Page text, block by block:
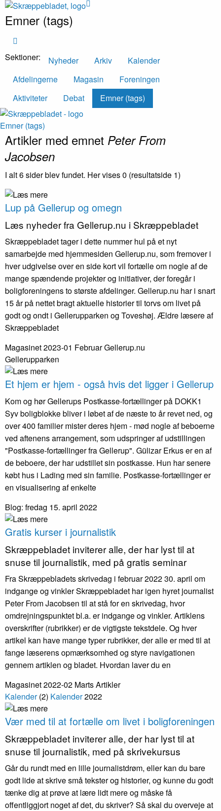
Emner (tags)
Sektioner: Nyheder Arkiv
Kalender
Afdelingerne
Magasin
Foreningen
Aktiviteter
Debat Emner (tags)
Emner (tags)
Artikler med emnet Peter From
Jacobsen
I alt 6 sider blev fundet. Her vises 0 (resultatside 1)
Lup på Gellerup og omegn
Læs nyheder fra Gellerup.nu i Skræppe­bladet
Skræppebladet tager i dette nummer hul på et nyt
samarbejde med hjemmesiden Gellerup.nu, som fremover i
hver udgivelse over en side kort vil fortælle om nogle af de
mange spændende projekter og initiativer, der foregår i
boligforeningens to største afdelinger. Gellerup.nu har i snart
15 år på nettet bragt aktuelle historier til torvs om livet på
godt og ondt i Gellerupparken og Toveshøj. Ældre læsere af
Skræppebladet
Magasinet 2023-01 FebruarGellerup.nu
Gellerupparken
Et hjem er hjem - også hvis det ligger i Gellerup
Kom og hør Gellerups Postkasse-fortællinger på DOKK1
Syv boligblokke bliver i løbet af de næste to år revet ned, og
over 400 familier mister deres hjem - mød nogle af beboerne
ved aftenens arrangement, som udspringer af udstillingen
"Postkasse-fortællinger fra Gellerup". Gülizar Erkus er en af
de beboere, der har udstillet sin postkasse. Hun har senere
købt hus i Lading med sin familie. Postkasse-fortællinger er
en visualisering af enkelte
Blog: fredag 15. april 2022
Gratis kurser i journalistik
Skræppe­bladet inviterer alle, der har lyst til at
snuse til journalistik, med på gratis seminar
Fra Skræppebladets skrivedag i februar 2022 30. april om
indgange og vinkler Skræppebladet har igen hyret journalist
Peter From Jacobsen til at stå for en skrivedag, hvor
omdrejningspunktet bl.a. er indgange og vinkler. Artiklens
overskrifter (rubrikker) er de vigtigste tekstdele. Og hver
artikel kan have mange typer rubrikker, der alle er med til at
fange læserens opmærksomhed og styre navigationen
gennem artiklen og bladet. Hvordan laver du en
Magasinet 2022-02 MartsArtikler
Kalender (2) Kalender2022
Vær med til at fortælle om livet i bolig­foreningen
Skræppe­bladet inviterer alle, der har lyst til at
snuse til journalistik, med på skrivekursus
Går du rundt med en lille journalistdrøm, eller kan du bare
godt lide at skrive små tekster og historier, og kunne du godt
tænke dig at prøve at lære lidt mere og måske få
offentliggjort noget af det, du skriver? Så skal du overveje at